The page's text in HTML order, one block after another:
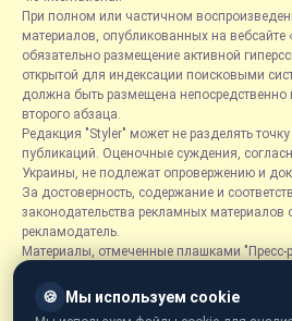
При полном или частичном
материалов, опубликованных на вебсайте
обязательно размещение активной
открытой для индексации поисковыми
должна быть размещена непосредственно
второго абзаца.
Редакция "Styler" может не разделять
публикаций. Оценочные суждения,
Украины, не подлежат опровержению и
За достоверность, содержание и
законодательства рекламных материалов
рекламодатель.
Материалы, отмеченные плашками "Пресс-
размещаются на правах рекламы.
Рубрика «Новости компаний» является
🍪 Мы используем cookie